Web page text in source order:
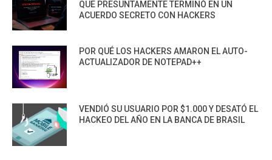
QUE PRESUNTAMENTE TERMINÓ EN UN
ACUERDO SECRETO CON HACKERS
POR QUÉ LOS HACKERS AMARON EL AUTO-
ACTUALIZADOR DE NOTEPAD++
VENDIÓ SU USUARIO POR $1.000 Y DESATÓ EL
HACKEO DEL AÑO EN LA BANCA DE BRASIL